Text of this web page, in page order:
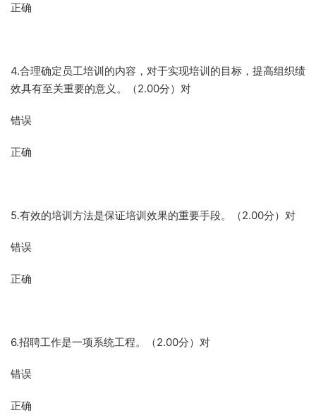
正确
4.合理确定员工培训的内容，对于实现培训的目标，提高组织绩
效具有至关重要的意义。（2.00分）对
错误
正确
5.有效的培训方法是保证培训效果的重要手段。（2.00分）对
错误
正确
6.招聘工作是一项系统工程。（2.00分）对
错误
正确